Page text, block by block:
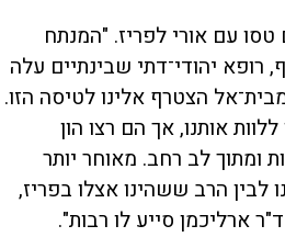
עם אורי לפריז. "המנתח
יהודי־דתי שבינתיים עלה
הצטרף אלינו לטיסה הזו.
אותנו, אך הם רצו הון
ומתוך לב רחב. מאוחר יותר
לבין הרב ששהינו אצלו בפריז,
ארליכמן סייע לו רבות".